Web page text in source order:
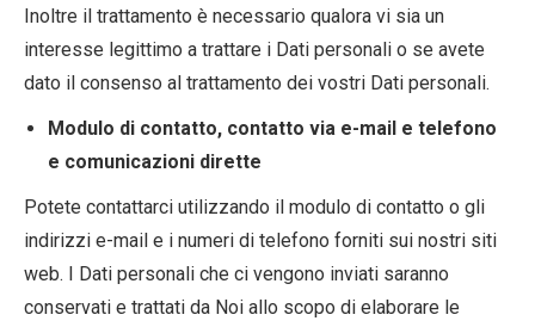
Inoltre il trattamento è necessario qualora vi sia un
interesse legittimo a trattare i Dati personali o se avete
dato il consenso al trattamento dei vostri Dati personali.
Modulo di contatto, contatto via e-mail e telefono
e comunicazioni dirette
Potete contattarci utilizzando il modulo di contatto o gli
indirizzi e-mail e i numeri di telefono forniti sui nostri siti
web. I Dati personali che ci vengono inviati saranno
conservati e trattati da Noi allo scopo di elaborare le